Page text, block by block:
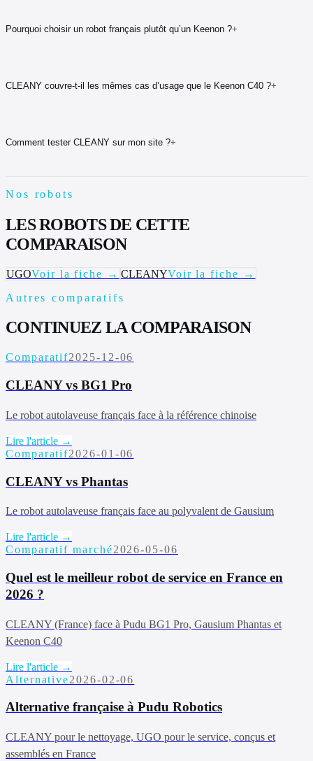
Pourquoi choisir un robot français plutôt qu’un Keenon ?+
CLEANY couvre-t-il les mêmes cas d’usage que le Keenon C40 ?+
Comment tester CLEANY sur mon site ?+
Nos robots
LES ROBOTS DE CETTE
COMPARAISON
UGOVoir la fiche → CLEANYVoir la fiche →
Autres comparatifs
CONTINUEZ LA COMPARAISON
Comparatif2025-12-06
CLEANY vs BG1 Pro
Le robot autolaveuse français face à la référence chinoise
Lire l'article →
Comparatif2026-01-06
CLEANY vs Phantas
Le robot autolaveuse français face au polyvalent de Gausium
Lire l'article →
Comparatif marché2026-05-06
Quel est le meilleur robot de service en France en
2026 ?
CLEANY (France) face à Pudu BG1 Pro, Gausium Phantas et
Keenon C40
Lire l'article →
Alternative2026-02-06
Alternative française à Pudu Robotics
CLEANY pour le nettoyage, UGO pour le service, conçus et
assemblés en France